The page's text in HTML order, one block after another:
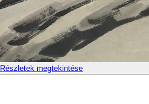
Részletek megtekintése